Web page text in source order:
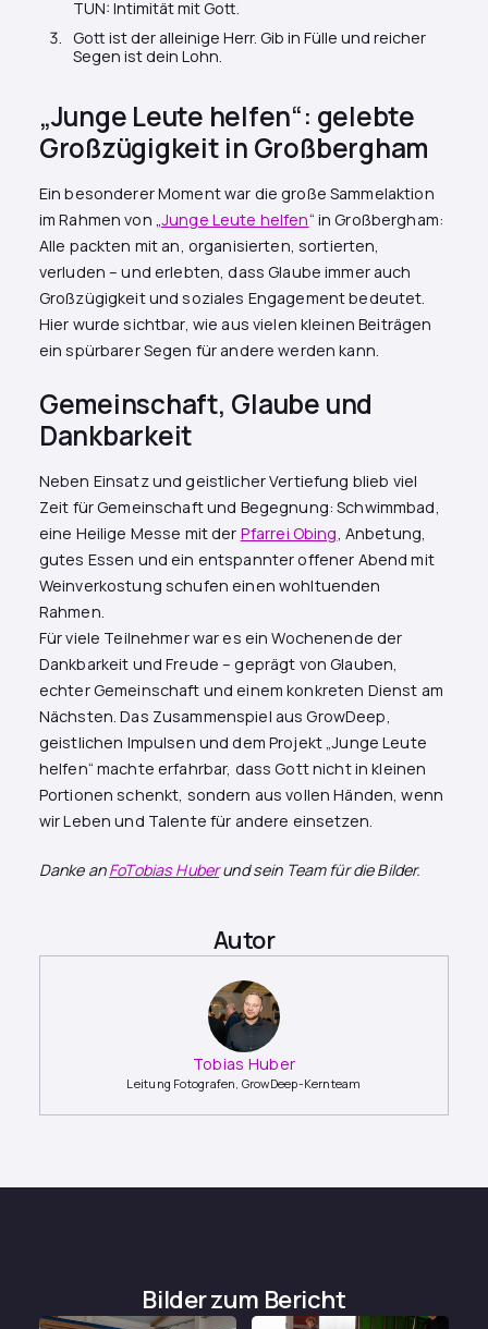
TUN: Intimität mit Gott.
Gott ist der alleinige Herr. Gib in Fülle und reicher
Segen ist dein Lohn.
„Junge Leute helfen“: gelebte
Großzügigkeit in Großbergham
Ein besonderer Moment war die große Sammelaktion
im Rahmen von „Junge Leute helfen“ in Großbergham:
Alle packten mit an, organisierten, sortierten,
verluden – und erlebten, dass Glaube immer auch
Großzügigkeit und soziales Engagement bedeutet.
Hier wurde sichtbar, wie aus vielen kleinen Beiträgen
ein spürbarer Segen für andere werden kann.
Gemeinschaft, Glaube und
Dankbarkeit
Neben Einsatz und geistlicher Vertiefung blieb viel
Zeit für Gemeinschaft und Begegnung: Schwimmbad,
eine Heilige Messe mit der Pfarrei Obing, Anbetung,
gutes Essen und ein entspannter offener Abend mit
Weinverkostung schufen einen wohltuenden
Rahmen.
Für viele Teilnehmer war es ein Wochenende der
Dankbarkeit und Freude – geprägt von Glauben,
echter Gemeinschaft und einem konkreten Dienst am
Nächsten. Das Zusammenspiel aus GrowDeep,
geistlichen Impulsen und dem Projekt „Junge Leute
helfen“ machte erfahrbar, dass Gott nicht in kleinen
Portionen schenkt, sondern aus vollen Händen, wenn
wir Leben und Talente für andere einsetzen.
Danke anFoTobias Huberund sein Team für die Bilder.
Autor
Tobias Huber
Leitung Fotografen, GrowDeep-Kernteam
Bilder zum Bericht